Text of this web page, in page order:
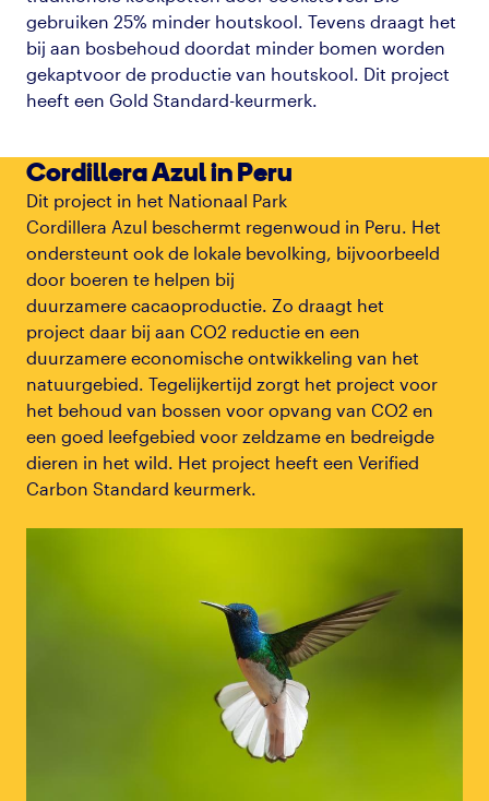
gebruiken 25% minder houtskool. Tevens draagt het
bij aan bosbehoud doordat minder bomen worden
gekaptvoor de productie van houtskool. Dit project
heeft een Gold Standard-keurmerk.
Cordillera Azul in Peru
Dit project in het Nationaal Park
Cordillera Azul beschermt regenwoud in Peru. Het
ondersteunt ook de lokale bevolking, bijvoorbeeld
door boeren te helpen bij
duurzamere cacaoproductie. Zo draagt het
project daar bij aan CO2 reductie en een
duurzamere economische ontwikkeling van het
natuurgebied. Tegelijkertijd zorgt het project voor
het behoud van bossen voor opvang van CO2 en
een goed leefgebied voor zeldzame en bedreigde
dieren in het wild. Het project heeft een Verified
Carbon Standard keurmerk.